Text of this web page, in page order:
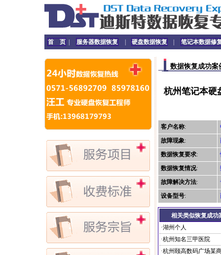
首 页 服务器数据恢复 硬盘数据恢复 笔记本数据修
数据恢复成功案
杭州笔记本硬
客户名称:
故障现象:
数据恢复要求:
数据恢复情况:
故障解决方法:
设备型号:
相关类似恢复成功
·湖州个人
·杭州知名三甲医院
·杭州颐高数码广场某